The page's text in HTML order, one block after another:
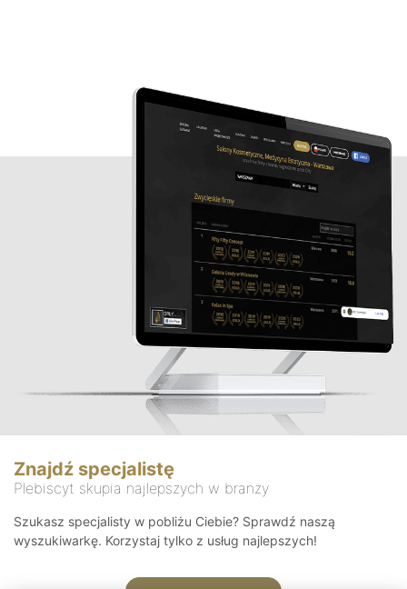
Znajdź specjalistę
Plebiscyt skupia najlepszych w branży
Szukasz specjalisty w pobliżu Ciebie? Sprawdź naszą
wyszukiwarkę. Korzystaj tylko z usług najlepszych!